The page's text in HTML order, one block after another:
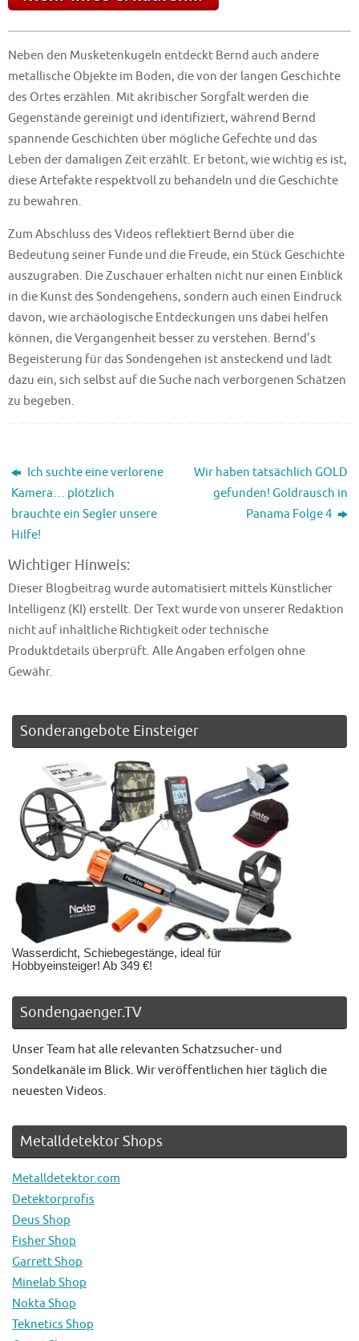
Neben den Musketenkugeln entdeckt Bernd auch andere
metallische Objekte im Boden, die von der langen Geschichte
des Ortes erzählen. Mit akribischer Sorgfalt werden die
Gegenstände gereinigt und identifiziert, während Bernd
spannende Geschichten über mögliche Gefechte und das
Leben der damaligen Zeit erzählt. Er betont, wie wichtig es ist,
diese Artefakte respektvoll zu behandeln und die Geschichte
zu bewahren.
Zum Abschluss des Videos reflektiert Bernd über die
Bedeutung seiner Funde und die Freude, ein Stück Geschichte
auszugraben. Die Zuschauer erhalten nicht nur einen Einblick
in die Kunst des Sondengehens, sondern auch einen Eindruck
davon, wie archäologische Entdeckungen uns dabei helfen
können, die Vergangenheit besser zu verstehen. Bernd’s
Begeisterung für das Sondengehen ist ansteckend und lädt
dazu ein, sich selbst auf die Suche nach verborgenen Schätzen
zu begeben.
Ich suchte eine verlorene
Kamera… plötzlich
brauchte ein Segler unsere
Hilfe!
Wir haben tatsächlich GOLD
gefunden! Goldrausch in
Panama Folge 4
Wichtiger Hinweis:
Dieser Blogbeitrag wurde automatisiert mittels Künstlicher
Intelligenz (KI) erstellt. Der Text wurde von unserer Redaktion
nicht auf inhaltliche Richtigkeit oder technische
Produktdetails überprüft. Alle Angaben erfolgen ohne
Gewähr.
Sonderangebote Einsteiger
Wasserdicht, Schiebegestänge, ideal für
Hobbyeinsteiger! Ab 349 €!
Sondengaenger.TV
Unser Team hat alle relevanten Schatzsucher- und
Sondelkanäle im Blick. Wir veröffentlichen hier täglich die
neuesten Videos.
Metalldetektor Shops
Metalldetektor.com
Detektorprofis
Deus Shop
Fisher Shop
Garrett Shop
Minelab Shop
Nokta Shop
Teknetics Shop